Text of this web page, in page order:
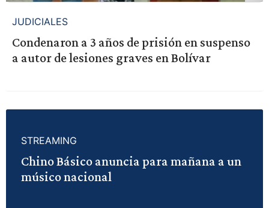
JUDICIALES
Condenaron a 3 años de prisión en suspenso
a autor de lesiones graves en Bolívar
STREAMING
Chino Básico anuncia para mañana a un
músico nacional